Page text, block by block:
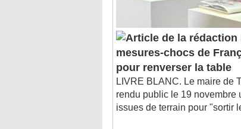
mesures-chocs de
pour renverser la table
LIVRE BLANC. Le maire de
rendu public le 19 novembre
issues de terrain pour "sortir